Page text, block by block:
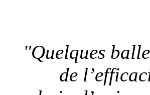
"Quelques
de